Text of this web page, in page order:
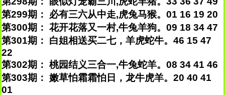
第299期： 必有三六从中走,虎兔马猴。01 16 19 20
第300期： 花开花落又一村,牛兔羊狗。09 18 34 47
第301期： 白姐相送买二七，羊虎蛇牛。46 15 47
22
第302期： 桃园结义三合一,牛兔蛇羊。08 34 41 46
第303期： 嫩草怕霜霜怕日，龙牛虎羊。20 40 41
01